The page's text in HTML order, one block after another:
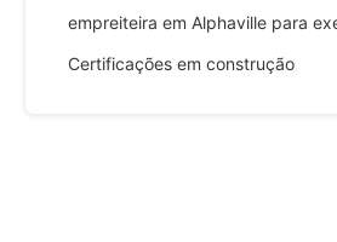
empreiteira em Alphaville para
Certificações em construção